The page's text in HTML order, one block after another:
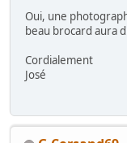
Oui, une
beau brocard aura
Cordialement
José